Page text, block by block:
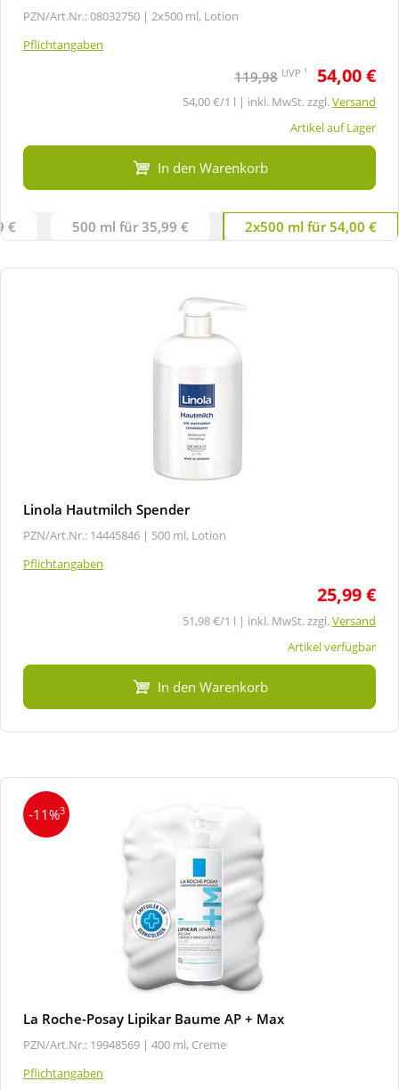
PZN/Art.Nr.: 08032750 | 2x500 ml, Lotion
Pflichtangaben
119,98 UVP 1 54,00 €
54,00 €/1 l | inkl. MwSt. zzgl.Versand
Artikel auf Lager
In den Warenkorb
€ 500 ml für 35,99 € 2x500 ml für 54,00 €
Linola Hautmilch Spender
PZN/Art.Nr.: 14445846 | 500 ml, Lotion
Pflichtangaben
25,99 €
51,98 €/1 l | inkl. MwSt. zzgl.Versand
Artikel verfügbar
In den Warenkorb
-11%3
La Roche-Posay Lipikar Baume AP + Max
PZN/Art.Nr.: 19948569 | 400 ml, Creme
Pflichtangaben